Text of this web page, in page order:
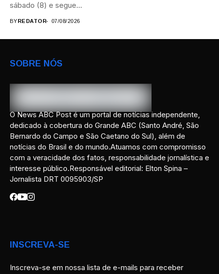
sábado (8) e segue
BY REDATOR 07/08/2026
SOBRE NÓS
O News ABC Post é um portal de notícias independente,
dedicado à cobertura do Grande ABC (Santo André, São
Bernardo do Campo e São Caetano do Sul), além de
notícias do Brasil e do mundo.Atuamos com compromisso
com a veracidade dos fatos, responsabilidade jornalística e
interesse público.Responsável editorial: Elton Spina –
Jornalista DRT 0095903/SP
INSCREVA-SE
Inscreva-se em nossa lista de e-mails para receber